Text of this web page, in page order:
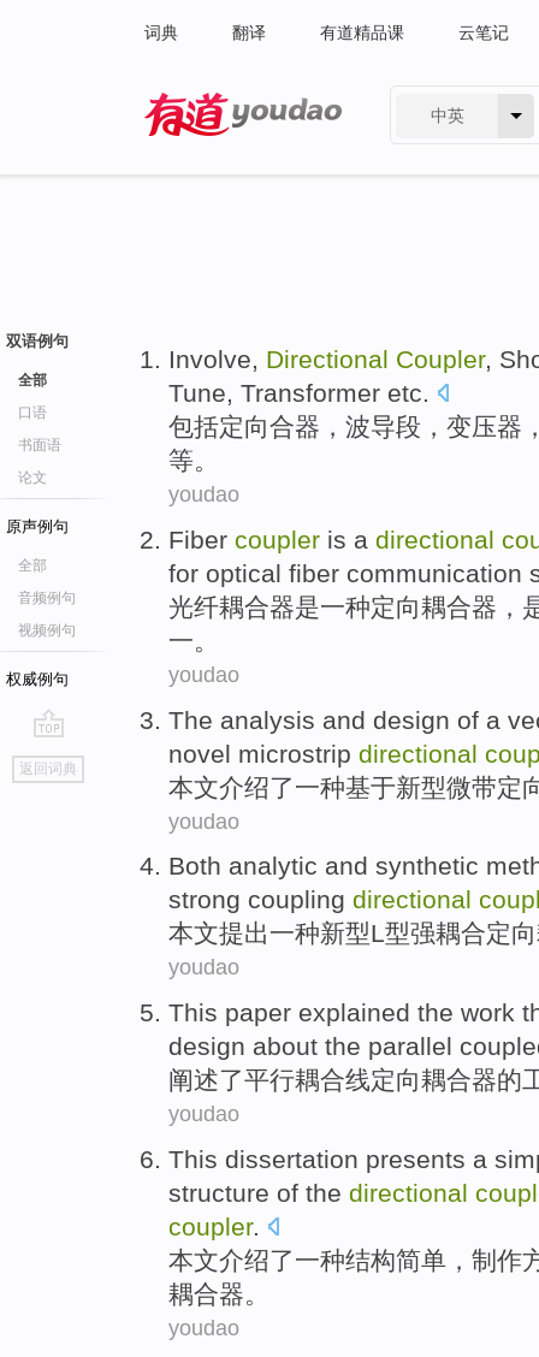
词典 翻译 有道精品课 云笔记
中英
双语例句
全部
口语
书面语
论文
原声例句
全部
音频例句
视频例句
权威例句
go
top
返回词典
Involve, Directional Coupler,
Tune, Transformer etc.
包括定向合器，波导段， 变压器
等。
youdao
Fiber coupler is a directional
for optical fiber communication
光纤耦合器是一种定向耦合器，
一。
youdao
The analysis and design of a
novel microstrip directional
本文介绍了一种基于新型微带定
youdao
Both analytic and synthetic
strong coupling directional
本文提出一种新型L型强耦合定向
youdao
This paper explained the work
design about the parallel
阐述了平行耦合线定向耦合器的
youdao
This dissertation presents a
structure of the directional
coupler.
本文介绍了一种结构简单 ， 制作
耦合器。
youdao